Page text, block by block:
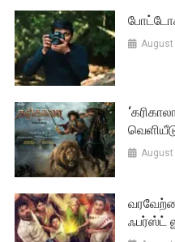
August
August
ஃபர்ஸ்ட்